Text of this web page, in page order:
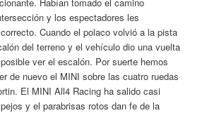
y los espectadores les
Cuando el polaco volvió a la pista
del terreno y el vehículo dio una vuelta
ver el escalón. Por suerte hemos
de nuevo el MINI sobre las cuatro ruedas
El MINI All4 Racing ha salido casi
y el parabrisas rotos dan fe de la